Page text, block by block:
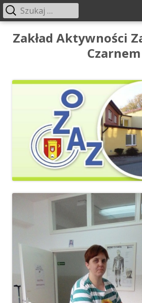
Przeskocz
Zakład Aktywności
Czarnem
Menu
główne
Szukaj: